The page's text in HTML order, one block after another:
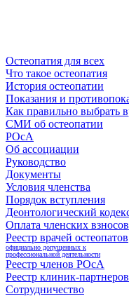
Остеопатия для всех
Что такое остеопатия
История остеопатии
Показания и
Как правильно выбрать
СМИ об остеопатии
РОсА
Об ассоциации
Руководство
Документы
Условия членства
Порядок вступления
Деонтологический
Оплата членских взносов
Реестр врачей остеопатов
официально допущенных к
профессиональной деятельности
Реестр членов РОсА
Реестр клиник-партнеров
Сотрудничество